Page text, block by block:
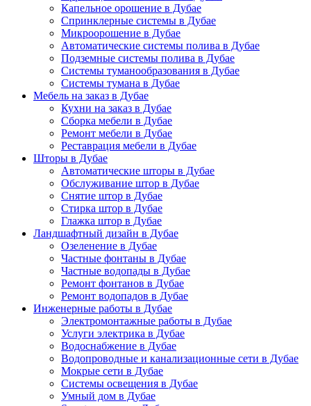
Капельное орошение в Дубае
Спринклерные системы в Дубае
Микроорошение в Дубае
Автоматические системы полива в Дубае
Подземные системы полива в Дубае
Системы туманообразования в Дубае
Системы тумана в Дубае
Мебель на заказ в Дубае
Кухни на заказ в Дубае
Сборка мебели в Дубае
Ремонт мебели в Дубае
Реставрация мебели в Дубае
Шторы в Дубае
Автоматические шторы в Дубае
Обслуживание штор в Дубае
Снятие штор в Дубае
Стирка штор в Дубае
Глажка штор в Дубае
Ландшафтный дизайн в Дубае
Озеленение в Дубае
Частные фонтаны в Дубае
Частные водопады в Дубае
Ремонт фонтанов в Дубае
Ремонт водопадов в Дубае
Инженерные работы в Дубае
Электромонтажные работы в Дубае
Услуги электрика в Дубае
Водоснабжение в Дубае
Водопроводные и канализационные сети в Дубае
Мокрые сети в Дубае
Системы освещения в Дубае
Умный дом в Дубае